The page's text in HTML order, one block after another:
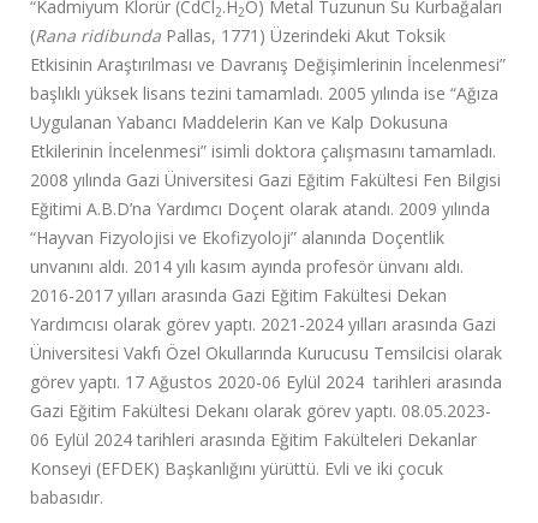
“Kadmiyum Klorür (CdCl2.H2O) Metal Tuzunun Su Kurbağaları
(Rana ridibunda Pallas, 1771) Üzerindeki Akut Toksik
Etkisinin Araştırılması ve Davranış Değişimlerinin İncelenmesi”
başlıklı yüksek lisans tezini tamamladı. 2005 yılında ise “Ağıza
Uygulanan Yabancı Maddelerin Kan ve Kalp Dokusuna
Etkilerinin İncelenmesi” isimli doktora çalışmasını tamamladı.
2008 yılında Gazi Üniversitesi Gazi Eğitim Fakültesi Fen Bilgisi
Eğitimi A.B.D’na Yardımcı Doçent olarak atandı. 2009 yılında
“Hayvan Fizyolojisi ve Ekofizyoloji” alanında Doçentlik
unvanını aldı. 2014 yılı kasım ayında profesör ünvanı aldı.
2016-2017 yılları arasında Gazi Eğitim Fakültesi Dekan
Yardımcısı olarak görev yaptı. 2021-2024 yılları arasında Gazi
Üniversitesi Vakfı Özel Okullarında Kurucusu Temsilcisi olarak
görev yaptı. 17 Ağustos 2020-06 Eylül 2024 tarihleri arasında
Gazi Eğitim Fakültesi Dekanı olarak görev yaptı. 08.05.2023-
06 Eylül 2024 tarihleri arasında Eğitim Fakülteleri Dekanlar
Konseyi (EFDEK) Başkanlığını yürüttü. Evli ve iki çocuk
babasıdır.